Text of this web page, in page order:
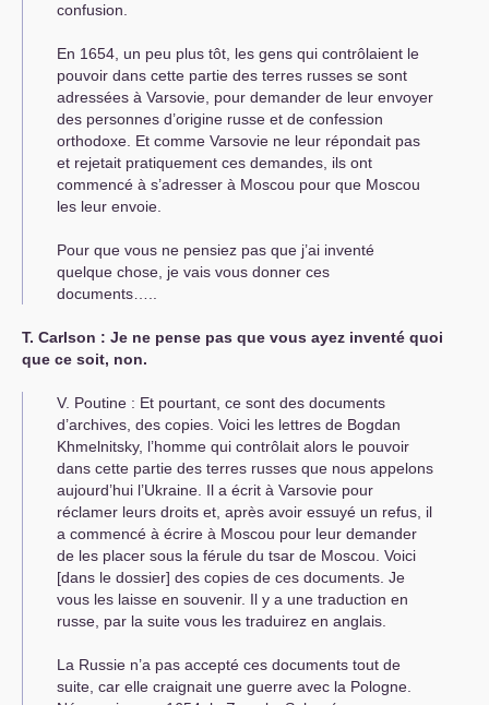
confusion.
En 1654, un peu plus tôt, les gens qui contrôlaient le
pouvoir dans cette partie des terres russes se sont
adressées à Varsovie, pour demander de leur envoyer
des personnes d’origine russe et de confession
orthodoxe. Et comme Varsovie ne leur répondait pas
et rejetait pratiquement ces demandes, ils ont
commencé à s’adresser à Moscou pour que Moscou
les leur envoie.
Pour que vous ne pensiez pas que j’ai inventé
quelque chose, je vais vous donner ces
documents…..
Т. Carlson : Je ne pense pas que vous ayez inventé quoi
que ce soit, non.
V. Poutine : Et pourtant, ce sont des documents
d’archives, des copies. Voici les lettres de Bogdan
Khmelnitsky, l’homme qui contrôlait alors le pouvoir
dans cette partie des terres russes que nous appelons
aujourd’hui l’Ukraine. Il a écrit à Varsovie pour
réclamer leurs droits et, après avoir essuyé un refus, il
a commencé à écrire à Moscou pour leur demander
de les placer sous la férule du tsar de Moscou. Voici
[dans le dossier] des copies de ces documents. Je
vous les laisse en souvenir. Il y a une traduction en
russe, par la suite vous les traduirez en anglais.
La Russie n’a pas accepté ces documents tout de
suite, car elle craignait une guerre avec la Pologne.